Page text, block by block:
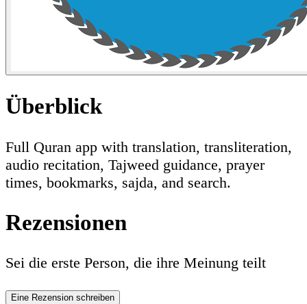
Überblick
Full Quran app with translation, transliteration,
audio recitation, Tajweed guidance, prayer
times, bookmarks, sajda, and search.
Rezensionen
Sei die erste Person, die ihre Meinung teilt
Eine Rezension schreiben